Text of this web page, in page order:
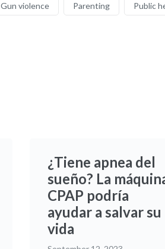
Gun violence Parenting Public
¿Tiene apnea del
sueño? La
CPAP podría
ayudar a salvar su
vida